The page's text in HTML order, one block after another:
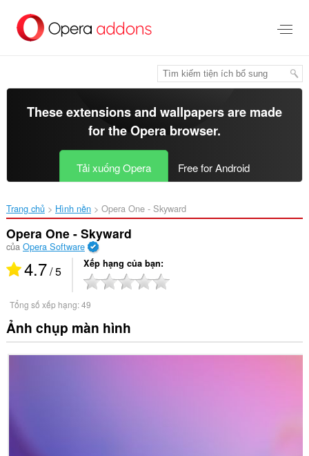
đến
These extensions and wallpapers are made
for theOpera browser.
Tải xuống Opera Free for Android
Trang chủ Hình nền Opera One - Skyward‎
Opera One - Skyward
của Opera Software
4.7/ 5 Xếp hạng của bạn
Tổng số xếp hạng:49
Ảnh chụp màn hình